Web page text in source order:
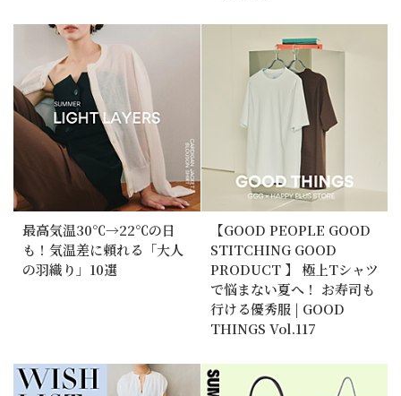
最高気温30℃→22℃の日
も！気温差に頼れる「大人
の羽織り」10選
【GOOD PEOPLE GOOD
STITCHING GOOD
PRODUCT 】 極上Tシャツ
で悩まない夏へ！ お寿司も
行ける優秀服 | GOOD
THINGS Vol.117